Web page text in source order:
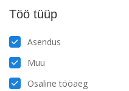
Töö tüüp
Asendus
Muu
Osaline tööaeg